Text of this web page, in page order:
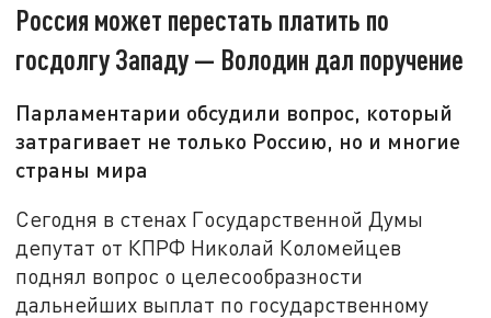
Россия может перестать платить по
госдолгу Западу — Володин дал поручение
Парламентарии обсудили вопрос, который
затрагивает не только Россию, но и многие
страны мира
Сегодня в стенах Государственной Думы
депутат от КПРФ Николай Коломейцев
поднял вопрос о целесообразности
дальнейших выплат по государственному